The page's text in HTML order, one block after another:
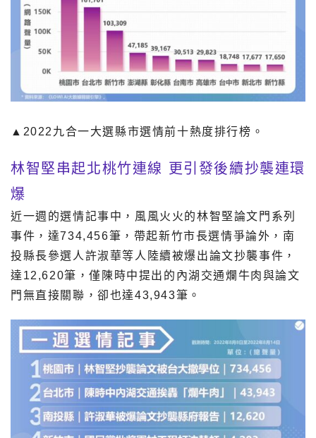
▲2022九合一大選縣市選情前十熱度排行榜。
林智堅串起北桃竹連線 更引發後續抄襲連環
爆
近一週的選情記事中，風風火火的林智堅論文門系列
事件，達734,456筆，帶起新竹市長選情爭論外，南
投縣長參選人許淑華等人陸續被爆出論文抄襲事件，
達12,620筆，僅陳時中提出的內湖交通爛牛肉與論文
門無直接關聯，卻也達43,943筆。